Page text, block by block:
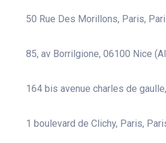
50 Rue Des Morillons, Paris,
85, av Borrilgione, 06100 Nice
164 bis avenue charles de
1 boulevard de Clichy, Paris,